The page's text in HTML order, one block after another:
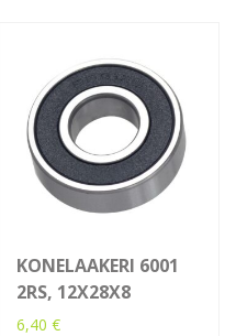
KONELAAKERI 6001
2RS, 12X28X8
6,40€